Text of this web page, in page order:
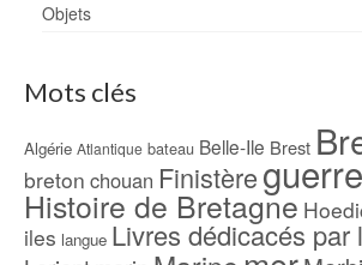
Objets
Mots clés
Algérie Atlantique bateau Belle-Ile Brest
breton chouan Finistèreguerre
Histoire de Bretagne
iles langue Livres dédicacés par